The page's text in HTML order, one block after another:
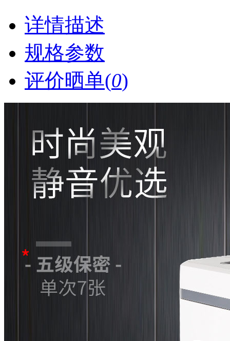
详情描述
规格参数
评价晒单(0)